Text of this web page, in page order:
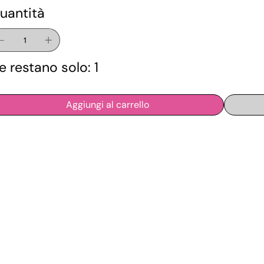
restano solo: 1
Aggiungi al carrello